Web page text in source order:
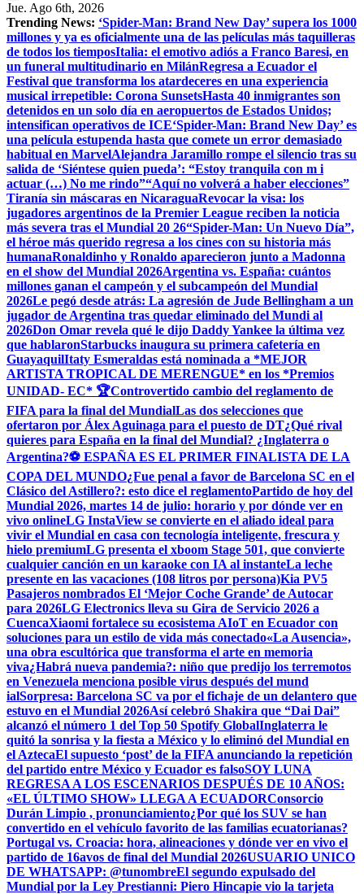
Jue. Ago 6th, 2026
Trending News: ‘Spider-Man: Brand New Day’ supera los 1000
millones y ya es oficialmente una de las películas más taquilleras
de todos los tiemposItalia: el emotivo adiós a Franco Baresi, en
un funeral multitudinario en MilánRegresa a Ecuador el
Festival que transforma los atardeceres en una experiencia
musical irrepetible: Corona SunsetsHasta 40 inmigrantes son
detenidos en un solo día en aeropuertos de Estados Unidos;
intensifican operativos de ICE‘Spider-Man: Brand New Day’ es
una película estupenda hasta que comete un error demasiado
habitual en Marvel​Alejandra Jaramillo rompe el silencio tras su
salida de ‘Siéntese quien pueda’: “Estoy tranquila con m i
actuar (…) No me rindo”“Aquí no volverá a haber elecciones”
Tiranía sin máscaras en NicaraguaRevocar la visa: los
jugadores argentinos de la Premier League reciben la noticia
más severa tras el Mundial 20 26“Spider-Man: Un Nuevo Día”,
el héroe más querido regresa a los cines con su historia más
humanaRonaldinho y Ronaldo aparecieron junto a Madonna
en el show del Mundial 2026Argentina vs. España: cuántos
millones ganan el campeón y el subcampeón del Mundial
2026Le pegó desde atrás: La agresión de Jude Bellingham a un
jugador de Argentina tras quedar eliminado del Mundi al
2026Don Omar revela qué le dijo Daddy Yankee la última vez
que hablaronStarbucks inaugura su primera cafetería en
GuayaquilItaty Esmeraldas está nominada a *MEJOR
ARTISTA TROPICAL DE MERENGUE* en los *Premios
UNIDAD- EC* 🏆Controvertido cambio del reglamento de
FIFA para la final del MundialLas dos selecciones que
ofertaron por Álex Aguinaga para el puesto de DT¿Qué rival
quieres para España en la final del Mundial? ¿Inglaterra o
Argentina?⚽ ESPAÑA ES EL PRIMER FINALISTA DE LA
COPA DEL MUNDO¿Fue penal a favor de Barcelona SC en el
Clásico del Astillero?: esto dice el reglamentoPartido de hoy del
Mundial 2026, martes 14 de julio: horario y por dónde ver en
vivo onlineLG InstaView se convierte en el aliado ideal para
vivir el Mundial en casa con tecnología inteligente, frescura y
hielo premiumLG presenta el xboom Stage 501, que convierte
cualquier canción en un karaoke con IA al instanteLa leche
presente en las vacaciones (108 litros por persona)Kia PV5
Pasajeros nombrados El ‘Mejor Coche Grande’ de Autocar
para 2026LG Electronics lleva su Gira de Servicio 2026 a
CuencaXiaomi fortalece su ecosistema AIoT en Ecuador con
soluciones para un estilo de vida más conectado«La Ausencia»,
una obra escultórica que transforma el arte en memoria
viva¿Habrá nueva pandemia?: niño que predijo los terremotos
en Venezuela menciona posible virus después del mund
ialSorpresa: Barcelona SC va por el fichaje de un delantero que
estuvo en el Mundial 2026Así celebró Shakira que “Dai Dai”
alcanzó el número 1 del Top 50 Spotify GlobalInglaterra le
quitó la sonrisa y la fiesta a México y lo eliminó del Mundial en
el AztecaEl supuesto ‘post’ de la FIFA anunciando la repetición
del partido entre México y Ecuador es falsoSOY LUNA
REGRESA A LOS ESCENARIOS DESPUÉS DE 10 AÑOS:
«EL ÚLTIMO SHOW» LLEGA A ECUADORConsorcio
Durán Limpio , pronunciamiento¿Por qué los SUV se han
convertido en el vehículo favorito de las familias ecuatorianas?
Portugal vs. Croacia: hora, alineaciones y dónde ver en vivo el
partido de 16avos de final del Mundial 2026USUARIO UNICO
DE WHATSAPP: @tunombreEl segundo expulsado del
Mundial por la Ley Prestianni: Piero Hincapie vio la tarjeta